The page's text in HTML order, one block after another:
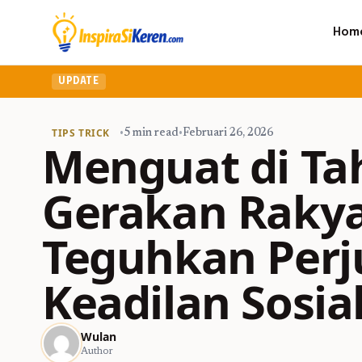
UPDATE
TIPS TRICK •5 min read•Februari 26, 2026
Menguat di
Gerakan
Teguhkan
Keadilan
Wulan
Author